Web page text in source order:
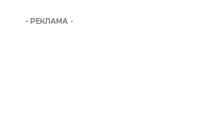
- РЕКЛАМА -